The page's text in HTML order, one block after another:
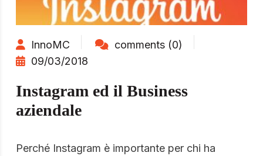
InnoMC
comments (0)
09/03/2018
Instagram ed il Business
aziendale
Perché Instagram è importante per chi ha